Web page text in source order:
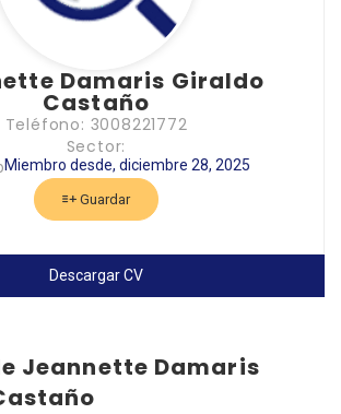
Damaris Giraldo
Castaño
Teléfono: 3008221772
Sector:
Miembro desde, diciembre 28, 2025
Guardar
Descargar CV
Jeannette Damaris